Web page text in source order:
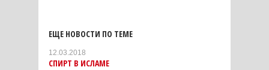
ЕЩЕ НОВОСТИ ПО ТЕМЕ
12.03.2018
СПИРТ В ИСЛАМЕ